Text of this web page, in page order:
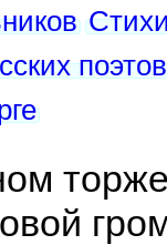
поэтов